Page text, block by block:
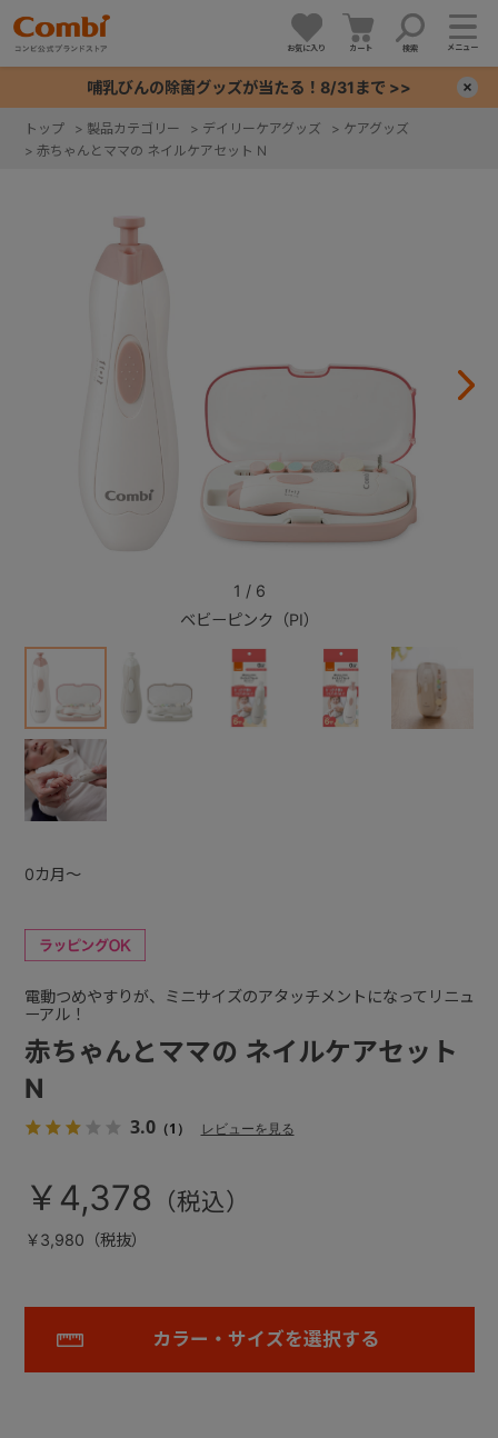
お気に入り カート 検索 メニュー
哺乳びんの除菌グッズが当たる！8/31まで >>
トップ > 製品カテゴリー > デイリーケアグッズ > ケアグッズ
> 赤ちゃんとママの ネイルケアセット N
ベビーピンク（PI）
1 / 6
赤ちゃんとママの ネイルケアセット
N
3.0（1） レビューを見る
電動つめやすりが、ミニサイズのアタッチメントになってリニュ
ーアル！
￥4,378
￥3,980（税抜）
カラー・サイズを選択する
0カ月～